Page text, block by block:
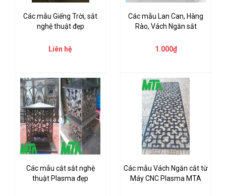
Các mẫu Giếng Trời, sắt
nghệ thuật đẹp
Liên hệ
Các mẫu Lan Can, Hàng
Rào, Vách Ngăn sắt
1.000₫
Các mẫu cắt sắt nghệ
thuật Plasma đẹp
Các mẫu Vách Ngăn cắt từ
Máy CNC Plasma MTA